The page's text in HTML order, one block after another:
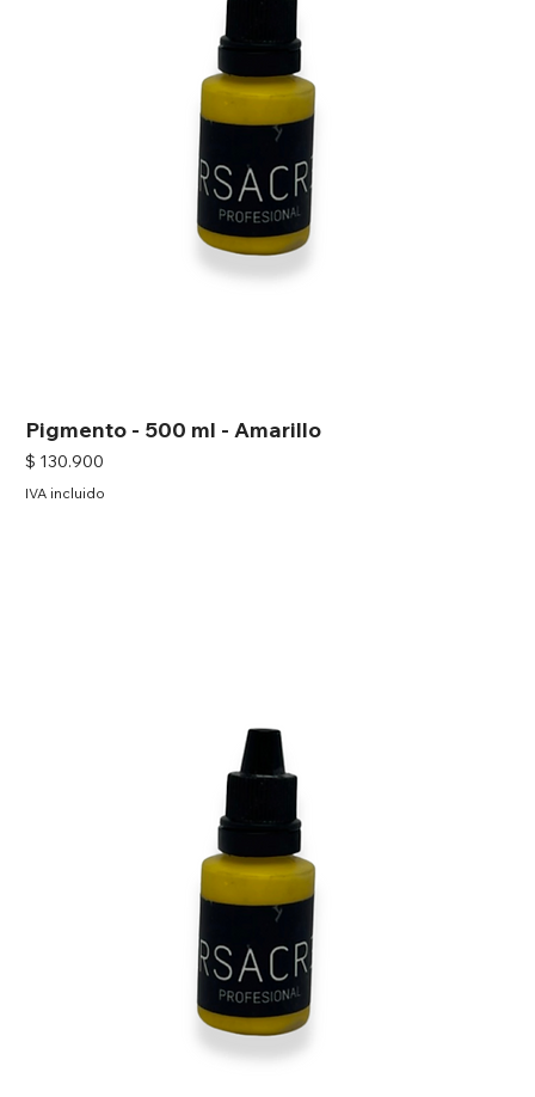
Pigmento - 500 ml - Amarillo
Precio
$ 130.900
IVA incluido